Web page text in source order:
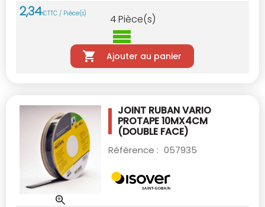
2,34€TTC / Pièce(s) 4Pièce(s)
Ajouter au panier
JOINT RUBAN VARIO
PROTAPE 10MX4CM
(DOUBLE FACE)
Référence : 057935